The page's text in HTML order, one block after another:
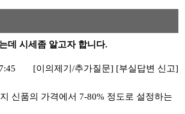
데 시세좀 알고자 합니다.
[이의제기/추가질문] [부실답변 신고]
신품의 가격에서 7-80% 정도로 설정하는